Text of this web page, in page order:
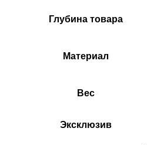
Глубина товара
Материал
Вес
Эксклюзив